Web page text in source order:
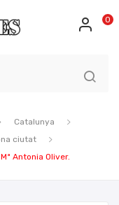
0
Catalunya
ciutat
Antonia Oliver.